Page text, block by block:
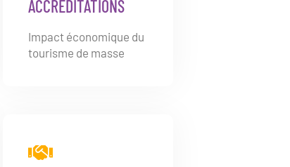
ACCRÉDITATIONS
Impact économique du
tourisme de masse